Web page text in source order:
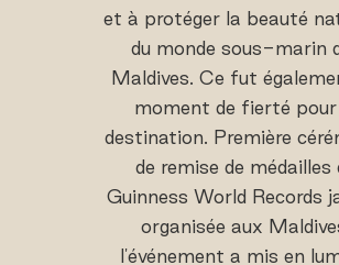
et à protéger la beauté
du monde sous-marin
Maldives. Ce fut
moment de fierté pour
destination. Première
de remise de médailles
Guinness World Records
organisée aux
l'événement a mis en